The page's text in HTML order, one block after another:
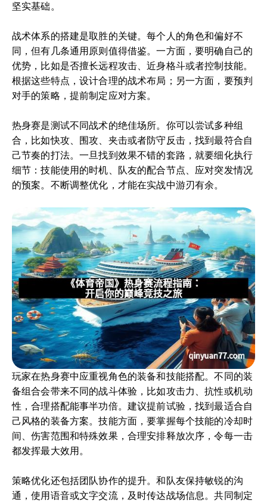
坚实基础。
战术体系的搭建是取胜的关键。每个人的角色和偏好不
同，但有几条通用原则值得借鉴。一方面，要明确自己的
优势，比如是否擅长远程攻击、近身格斗或者控制技能。
根据这些特点，设计合理的战术布局；另一方面，要预判
对手的策略，提前制定应对方案。
热身赛是测试不同战术的绝佳场所。你可以尝试多种组
合，比如快攻、围攻、夹击或者防守反击，找到最符合自
己节奏的打法。一旦找到效果不错的套路，就要细化执行
细节：技能使用的时机、队友的配合节点、应对突发情况
的预案。不断调整优化，才能在实战中游刃有余。
玩家在热身赛中应重视角色的装备和技能搭配。不同的装
备组合会带来不同的战斗体验，比如攻击力、抗性或机动
性，合理搭配能事半功倍。建议提前试验，找到最适合自
己风格的装备方案。技能方面，要掌握每个技能的冷却时
间、伤害范围和特殊效果，合理安排释放次序，令每一击
都发挥最大效用。
策略优化还包括团队协作的提升。和队友保持敏锐的沟
通，使用语音或文字交流，及时传达战场信息。共同制定